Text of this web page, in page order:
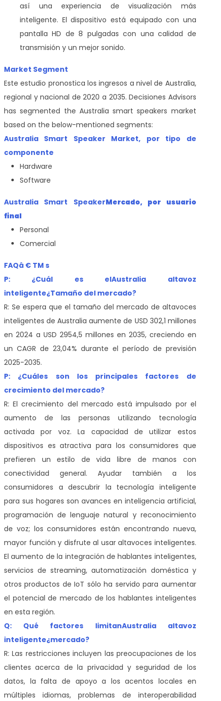
así una experiencia de visualización más
inteligente. El dispositivo está equipado con una
pantalla HD de 8 pulgadas con una calidad de
transmisión y un mejor sonido.
Market Segment
Este estudio pronostica los ingresos a nivel de Australia,
regional y nacional de 2020 a 2035. Decisiones Advisors
has segmented the Australia smart speakers market
based on the below-mentioned segments:
Australia Smart Speaker Market, por tipo de
componente
Hardware
Software
Australia Smart SpeakerMercado, por usuario
final
Personal
Comercial
FAQâ € TM s
P: ¿Cuál es elAustralia altavoz
inteligente¿Tamaño del mercado?
R: Se espera que el tamaño del mercado de altavoces
inteligentes de Australia aumente de USD 302,1 millones
en 2024 a USD 2954,5 millones en 2035, creciendo en
un CAGR de 23,04% durante el período de previsión
2025-2035.
P: ¿Cuáles son los principales factores de
crecimiento del mercado?
R: El crecimiento del mercado está impulsado por el
aumento de las personas utilizando tecnología
activada por voz. La capacidad de utilizar estos
dispositivos es atractiva para los consumidores que
prefieren un estilo de vida libre de manos con
conectividad general. Ayudar también a los
consumidores a descubrir la tecnología inteligente
para sus hogares son avances en inteligencia artificial,
programación de lenguaje natural y reconocimiento
de voz; los consumidores están encontrando nueva,
mayor función y disfrute al usar altavoces inteligentes.
El aumento de la integración de hablantes inteligentes,
servicios de streaming, automatización doméstica y
otros productos de IoT sólo ha servido para aumentar
el potencial de mercado de los hablantes inteligentes
en esta región.
Q: Qué factores limitanAustralia altavoz
inteligente¿mercado?
R: Las restricciones incluyen las preocupaciones de los
clientes acerca de la privacidad y seguridad de los
datos, la falta de apoyo a los acentos locales en
múltiples idiomas, problemas de interoperabilidad